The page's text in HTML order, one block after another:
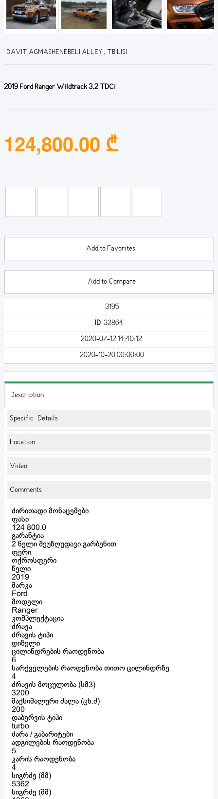
DAVIT AGMASHENEBELI ALLEY , TBILISI
2019 Ford Ranger Wildtrack 3.2 TDCi
124,800.00 ₾
Add to Favorites
Add to Compare
3195
ID32864
2020-07-12 14:40:12
2020-10-20 00:00:00
Description
Specific Details
Location
Video
Comments
ძირითადი მონაცემები
ფასი
124 800.0
გარანტია
2 წელი შეუზღუდავი გარბენით
ფერი
ოქროსფერი
წელი
2019
მარკა
Ford
მოდელი
Ranger
კომპლექტაცია
ძრავა
ძრავის ტიპი
დიზელი
ცილინდრების რაოდენობა
6
სარქველების რაოდენობა თითო ცილინდრზე
4
ძრავის მოცულობა (სმ3)
3200
მაქსიმალური ძალა (ცხ.ძ)
200
დაბერვის ტიპი
turbo
ძარა / გაბარიტები
ადგილების რაოდენობა
5
კარის რაოდენობა
4
სიგრძე (მმ)
5362
სიგრძე (მმ)